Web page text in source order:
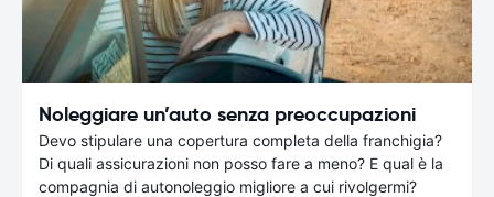
Noleggiare un’auto senza preoccupazioni
Devo stipulare una copertura completa della franchigia?
Di quali assicurazioni non posso fare a meno? E qual è la
compagnia di autonoleggio migliore a cui rivolgermi?